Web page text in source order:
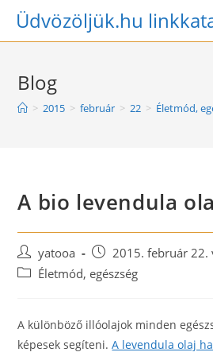
SkipÜdvözöljük.hu
Blog
> 2015 > február > 22 > Életmód,
A bio levendula
Post
author:
yatooa
Post
published:
2015. február 22.
PostÉletmód, egészség
A különböző illóolajok minden
képesek segíteni.A levendula olaj